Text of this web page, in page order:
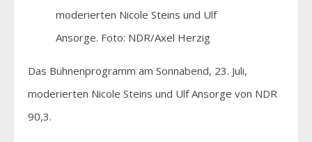
moderierten Nicole Steins und Ulf
Ansorge. Foto: NDR/Axel Herzig
Das Bühnenprogramm am Sonnabend, 23. Juli,
moderierten Nicole Steins und Ulf Ansorge von NDR
90,3.